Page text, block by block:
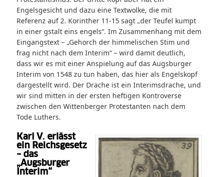
Engelsgesicht und dazu eine Textwolke, die mit
Referenz auf 2. Korinther 11-15 sagt „der Teufel kumpt
in einer gstalt eins engels“. Im Zusammenhang mit dem
Eingangstext – „Gehorch der himmelischen Stim und
frag nicht nach dem Interim“ – wird damit deutlich,
dass wir es mit einer Anspielung auf das Augsburger
Interim von 1548 zu tun haben, das hier als Engelskopf
dargestellt wird. Der Drache ist ein Interimsdrache, und
wir sind mitten in der ersten heftigen Kontroverse
zwischen den Wittenberger Protestanten nach dem
Tode Luthers.
Karl V. erlässt
ein Reichsgesetz
– das
„Augsburger
Interim“